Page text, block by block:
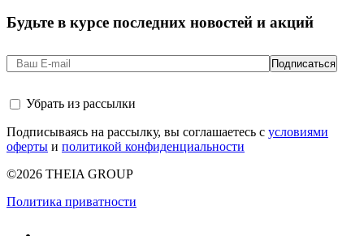
Будьте в курсе последних новостей и акций
Убрать из рассылки
Подписываясь на рассылку, вы соглашаетесь с условиями
оферты и политикой конфиденциальности
©2026 THEIA GROUP
Политика приватности